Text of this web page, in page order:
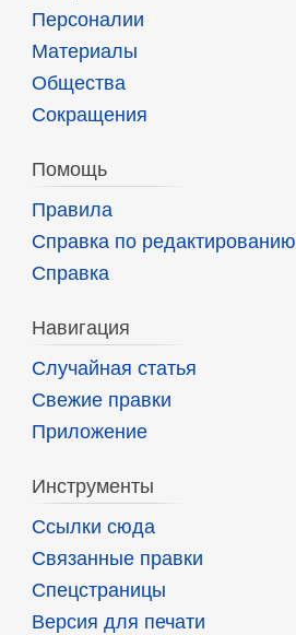
Персоналии
Материалы
Общества
Сокращения
Помощь
Правила
Справка по редактированию
Справка
Навигация
Случайная статья
Свежие правки
Приложение
Инструменты
Ссылки сюда
Связанные правки
Спецстраницы
Версия для печати